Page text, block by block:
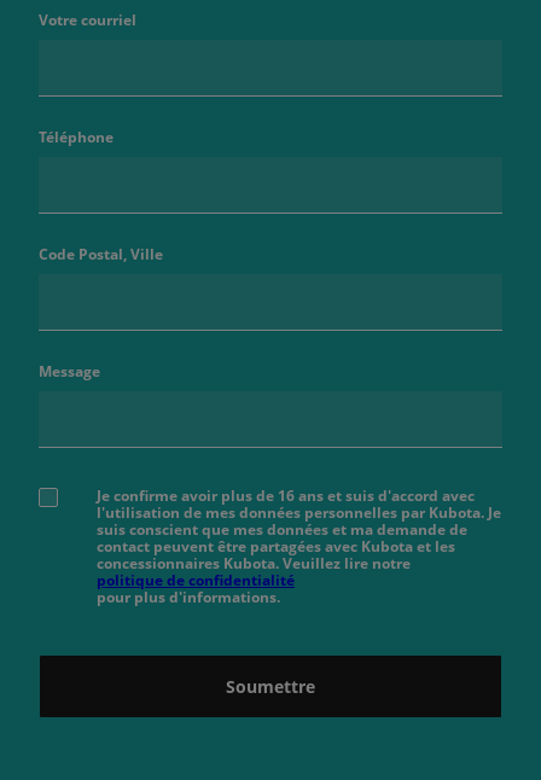
Votre courriel
Téléphone
Code Postal, Ville
Message
Je confirme avoir plus de 16 ans et suis d'accord avec
l'utilisation de mes données personnelles par Kubota. Je
suis conscient que mes données et ma demande de
contact peuvent être partagées avec Kubota et les
concessionnaires Kubota. Veuillez lire notre
politique de confidentialité
pour plus d'informations.
Soumettre